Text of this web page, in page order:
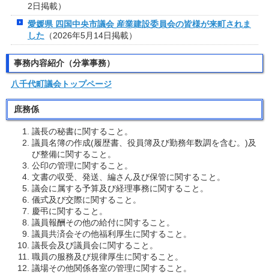
2日掲載）
愛媛県 四国中央市議会 産業建設委員会の皆様が来町されま
した （2026年5月14日掲載）
事務内容紹介（分掌事務）
八千代町議会トップページ
庶務係
議長の秘書に関すること。
議員名簿の作成(履歴書、役員簿及び勤務年数調を含む。)及
び整備に関すること。
公印の管理に関すること。
文書の収受、発送、編さん及び保管に関すること。
議会に属する予算及び経理事務に関すること。
儀式及び交際に関すること。
慶弔に関すること。
議員報酬その他の給付に関すること。
議員共済会その他福利厚生に関すること。
議長会及び議員会に関すること。
職員の服務及び規律厚生に関すること。
議場その他関係各室の管理に関すること。